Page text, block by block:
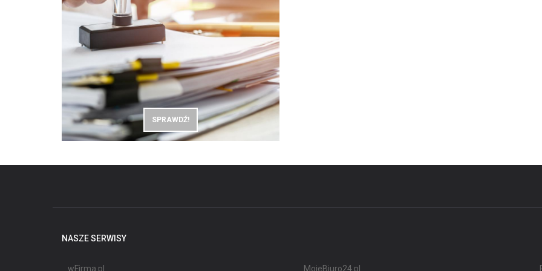
SPRAWDŹ!
NASZE SERWISY
wFirma.pl MojeBiuro24.pl